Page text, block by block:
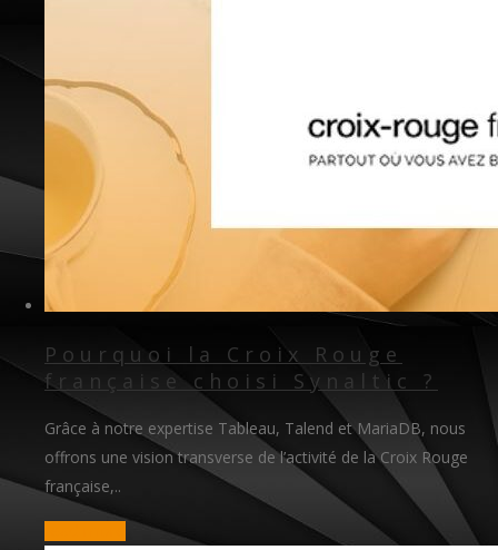
Pourquoi la Croix Rouge
française choisi Synaltic ?
Grâce à notre expertise Tableau, Talend et MariaDB, nous
offrons une vision transverse de l’activité de la Croix Rouge
française,..